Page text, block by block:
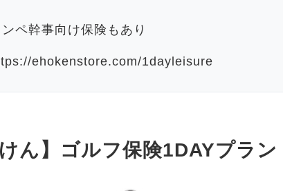
ペ幹事向け保険もあり
ehokenstore.com/1dayleisure
ん】ゴルフ保険1DAYプラン